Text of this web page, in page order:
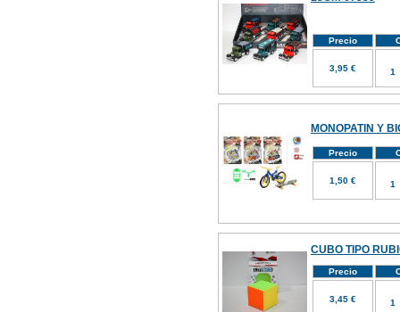
Precio
3,95 €
MONOPATIN Y
Precio
1,50 €
CUBO TIPO
Precio
3,45 €